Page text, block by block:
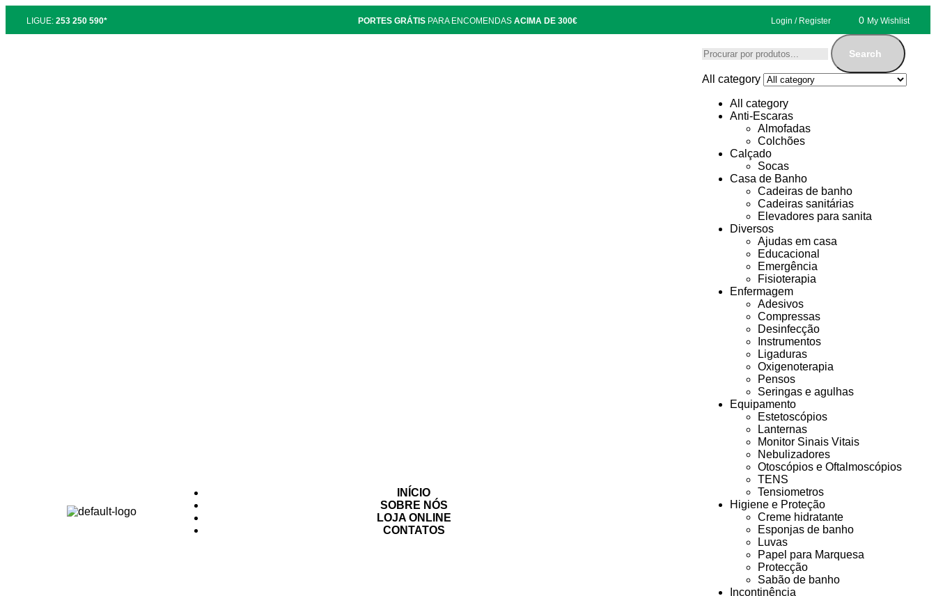
LIGUE: 253 250 590* PORTES GRÁTIS PARA ENCOMENDASACIMA DE 300€ Login / Register 0 My Wishlist
INÍCIO
SOBRE NÓS
LOJA ONLINE
CONTATOS
Search
All category
All category
Anti-Escaras
Almofadas
Colchões
Calçado
Socas
Casa de Banho
Cadeiras de banho
Cadeiras sanitárias
Elevadores para sanita
Diversos
Ajudas em casa
Educacional
Emergência
Fisioterapia
Enfermagem
Adesivos
Compressas
Desinfecção
Instrumentos
Ligaduras
Oxigenoterapia
Pensos
Seringas e agulhas
Equipamento
Estetoscópios
Lanternas
Monitor Sinais Vitais
Nebulizadores
Otoscópios e Oftalmoscópios
TENS
Tensiometros
Higiene e Proteção
Creme hidratante
Esponjas de banho
Luvas
Papel para Marquesa
Protecção
Sabão de banho
Incontinência